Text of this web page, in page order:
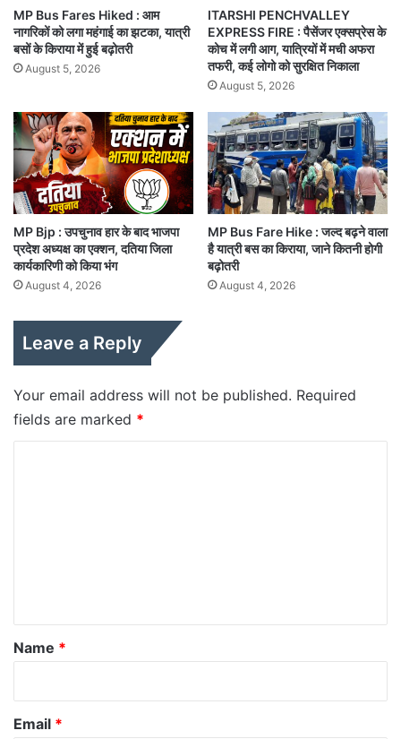
MP Bus Fares Hiked : आम
नागरिकों को लगा महंगाई का झटका, यात्री
बसों के किराया में हुई बढ़ोतरी
August 5, 2026
ITARSHI PENCHVALLEY
EXPRESS FIRE : पैसेंजर एक्सप्रेस के
कोच में लगी आग, यात्रियों में मची अफरा
तफरी, कई लोगो को सुरक्षित निकाला
August 5, 2026
MP Bjp : उपचुनाव हार के बाद भाजपा
प्रदेश अध्यक्ष का एक्शन, दतिया जिला
कार्यकारिणी को किया भंग
August 4, 2026
MP Bus Fare Hike : जल्द बढ़ने वाला
है यात्री बस का किराया, जाने कितनी होगी
बढ़ोतरी
August 4, 2026
Leave a Reply
Your email address will not be published. Required
fields are marked *
*
Name *
Email *